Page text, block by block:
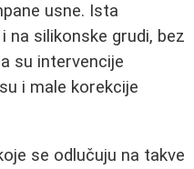
usne. Ista
silikonske grudi, bez
su intervencije
i male korekcije
se odlučuju na takve